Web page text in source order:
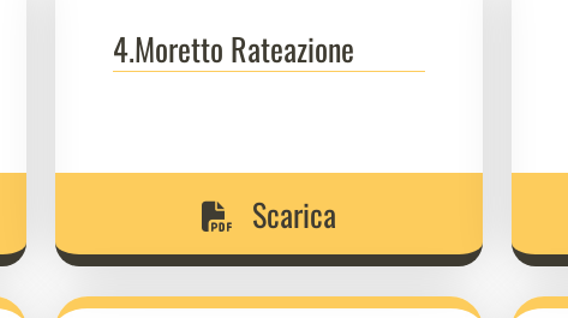
4.Moretto Rateazione
Scarica